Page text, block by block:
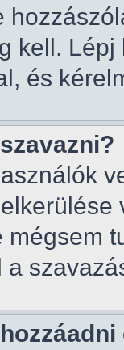
kell.
és
a